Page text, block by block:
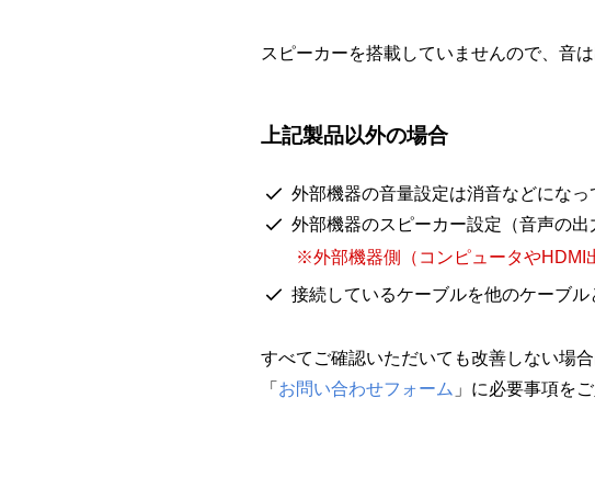
スピーカーを搭載していませんので、音は
上記製品以外の場合
外部機器の音量設定は消音などになっ
外部機器のスピーカー設定（音声の
※外部機器側（コンピュータやHDMI出
接続しているケーブルを他のケーブル
すべてご確認いただいても改善しない場
「 お問い合わせフォーム 」に必要事項を